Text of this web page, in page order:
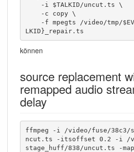
LKID}_repair.ts
können
source replacement
remapped audio
delay
ffmpeg -i /video/fuse/38c3/
ncut.ts -itsoffset 0.2 -i /
stage_huff/838/uncut.ts -